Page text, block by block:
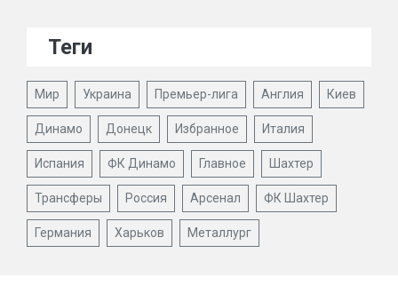
Теги
Мир Украина Премьер-лига Англия Киев
Динамо Донецк Избранное Италия
Испания ФК Динамо Главное Шахтер
Трансферы Россия Арсенал ФК Шахтер
Германия Харьков Металлург